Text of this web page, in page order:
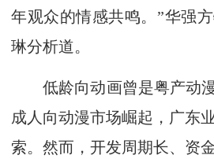
年观众的情感共鸣。”华强
琳分析道。
低龄向动画曾是粤产动漫
成人向动漫市场崛起，广东
索。然而，开发周期长、资